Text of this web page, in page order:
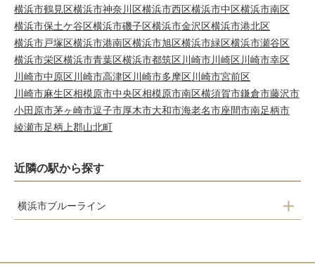
横浜市鶴見区横浜市神奈川区横浜市西区横浜市中区横浜市南区
横浜市保土ケ谷区横浜市磯子区横浜市金沢区横浜市港北区
横浜市戸塚区横浜市港南区横浜市旭区横浜市緑区横浜市瀬谷区
横浜市栄区横浜市青葉区横浜市都筑区川崎市川崎区川崎市幸区
川崎市中原区川崎市高津区川崎市多摩区川崎市宮前区
川崎市麻生区相模原市中央区相模原市南区横須賀市鎌倉市藤沢市
小田原市茅ヶ崎市逗子市厚木市大和市海老名市座間市南足柄市
綾瀬市足柄上郡山北町
近隣の駅から探す
横浜市ブルーライン
立場